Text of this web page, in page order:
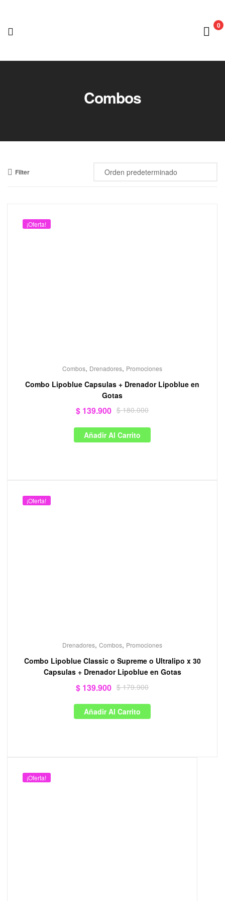
Lipoblue
Oficial
0
Combos
Filter
¡Oferta!
Combos, Drenadores, Promociones
Combo Lipoblue Capsulas + Drenador Lipoblue en
Gotas
$180.000
$ 139.900
Añadir Al Carrito
¡Oferta!
Drenadores, Combos, Promociones
Combo Lipoblue Classic o Supreme o Ultralipo x 30
Capsulas + Drenador Lipoblue en Gotas
$179.900
$ 139.900
Añadir Al Carrito
¡Oferta!